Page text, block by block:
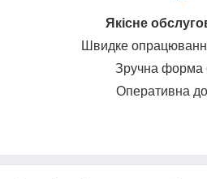
Якісне
Швидке
Зручна форма
Оперативна